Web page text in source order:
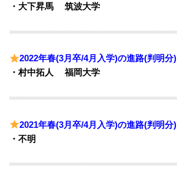
・大下昇馬 筑波大学
2022年春(3月卒/4月入学)の進路(判明分)
・村中拓人 福岡大学
2021年春(3月卒/4月入学)の進路(判明分)
・不明